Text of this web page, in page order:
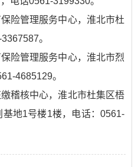
险管理服务中心，淮北市杜
。
险管理服务中心，淮北市烈
4685129。
稽核中心，淮北市杜集区梧
地1号楼1楼，电话：0561-